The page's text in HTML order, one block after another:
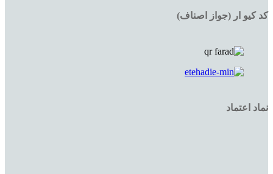
کد کیو ار (جواز اصناف)
نماد اعتماد